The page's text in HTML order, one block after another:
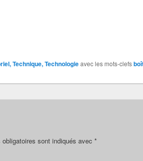
Technique, Technologieavec les mots-clefs
obligatoires sont indiqués avec *